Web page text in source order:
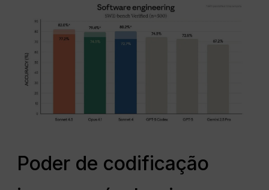
Poder de codificação